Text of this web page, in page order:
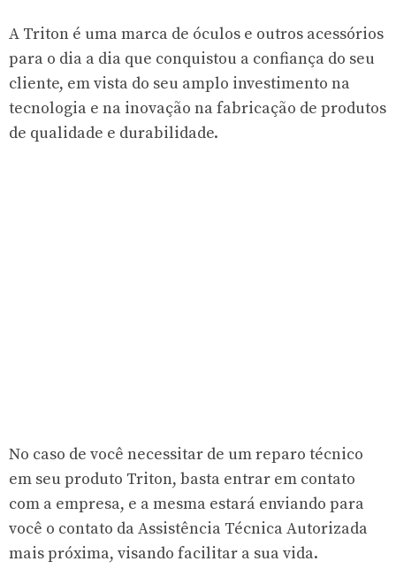
A Triton é uma marca de óculos e outros acessórios
para o dia a dia que conquistou a confiança do seu
cliente, em vista do seu amplo investimento na
tecnologia e na inovação na fabricação de produtos
de qualidade e durabilidade.
No caso de você necessitar de um reparo técnico
em seu produto Triton, basta entrar em contato
com a empresa, e a mesma estará enviando para
você o contato da Assistência Técnica Autorizada
mais próxima, visando facilitar a sua vida.